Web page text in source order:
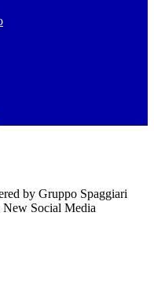
by Gruppo Spaggiari
Social Media